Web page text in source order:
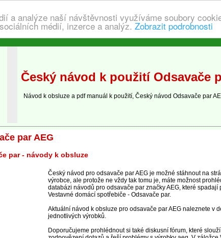
a analýze naší návštěvnosti využíváme soubory
médií, inzerce a analýz. Zobrazit podrobnosti
Český návod k použití Odsavače
Návod k obsluze a pdf manuál k použití, Český návod Odsavače par
par AEG
par - návody k obsluze
Český návod pro odsavače par AEG je možné stáhnout na
výrobce, ale protože ne vždy tak tomu je, máte možnost
databázi návodů pro odsavače par značky AEG, které spadají
Vestavné domácí spotřebiče - Odsavače par.
Aktuální návod k obsluze pro odsavače par AEG naleznete v
jednotlivých výrobků.
Doporučujeme prohlédnout si také diskusní fórum, které